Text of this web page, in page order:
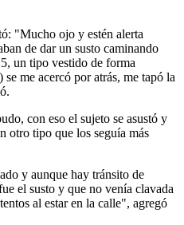
"Mucho ojo y estén alerta
de dar un susto caminando
un tipo vestido de forma
me acercó por atrás, me tapó la
con eso el sujeto se asustó y
otro tipo que los seguía más
y aunque hay tránsito de
el susto y que no venía clavada
al estar en la calle", agregó